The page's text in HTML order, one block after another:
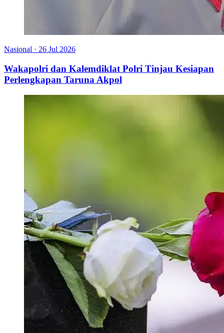
Nasional · 26 Jul 2026
Wakapolri dan Kalemdiklat Polri Tinjau Kesiapan
Perlengkapan Taruna Akpol